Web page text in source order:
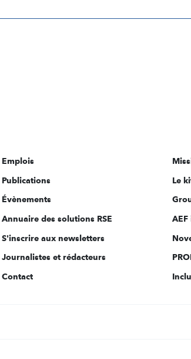
Emplois
Publications
Évènements
Annuaire des solutions RSE
S'inscrire aux newsletters
Journalistes et rédacteurs
Contact
Le